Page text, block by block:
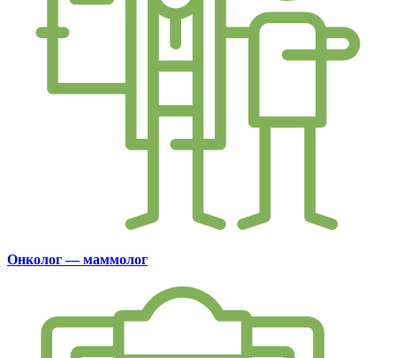
Онколог — маммолог